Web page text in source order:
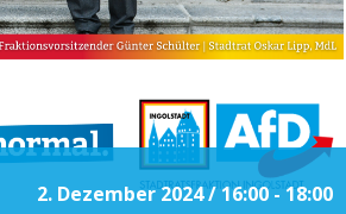
2. Dezember 2024 / 16:00-18:00